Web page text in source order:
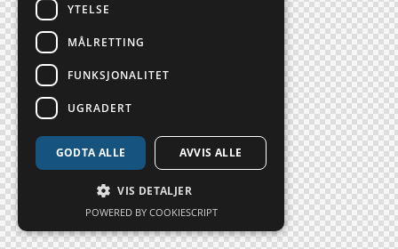
YTELSE
MÅLRETTING
FUNKSJONALITET
UGRADERT
GODTA ALLE AVVIS ALLE
VIS DETALJER
POWERED BY COOKIESCRIPT